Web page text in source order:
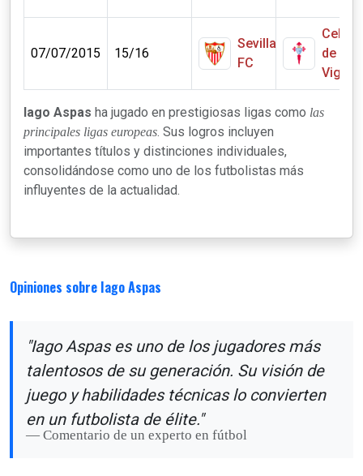
07/07/2015 15/16
Sevilla
FC
Celta
de
Vigo
Iago Aspas ha jugado en prestigiosas ligas como las
principales ligas europeas. Sus logros incluyen
importantes títulos y distinciones individuales,
consolidándose como uno de los futbolistas más
influyentes de la actualidad.
Opiniones sobre Iago Aspas
"Iago Aspas es uno de los jugadores más
talentosos de su generación. Su visión de
juego y habilidades técnicas lo convierten
en un futbolista de élite."
Comentario de un experto en fútbol